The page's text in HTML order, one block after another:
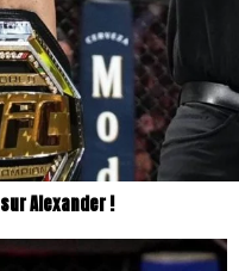
Alexander !